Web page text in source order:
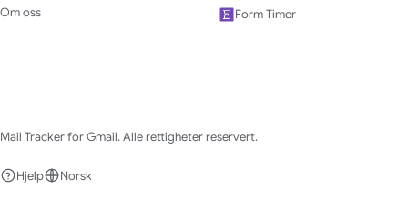
Om oss
Form Timer
Mail Tracker for Gmail. Alle rettigheter reservert.
Hjelp Norsk